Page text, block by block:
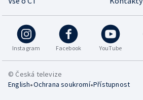
Instagram Facebook YouTube
© Česká televize
English•Ochrana soukromí•Přístupnost